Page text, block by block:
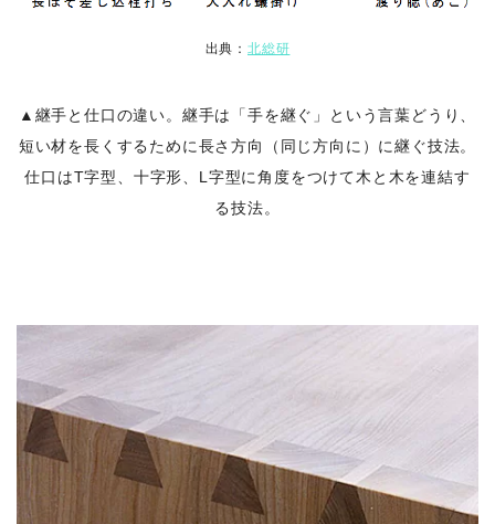
出典： 北総研
▲継手と仕口の違い。継手は「手を継ぐ」という言葉どうり、
短い材を長くするために長さ方向（同じ方向に）に継ぐ技法。
仕口はT字型、十字形、L字型に角度をつけて木と木を連結す
る技法。